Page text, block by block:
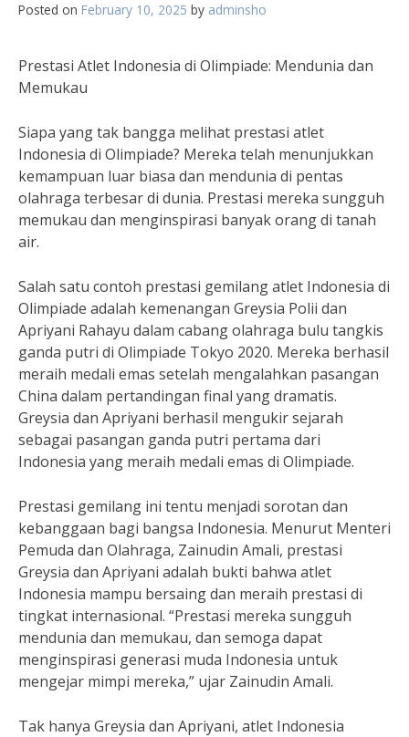
Posted on February 10, 2025 by adminsho
Prestasi Atlet Indonesia di Olimpiade: Mendunia dan
Memukau
Siapa yang tak bangga melihat prestasi atlet
Indonesia di Olimpiade? Mereka telah menunjukkan
kemampuan luar biasa dan mendunia di pentas
olahraga terbesar di dunia. Prestasi mereka sungguh
memukau dan menginspirasi banyak orang di tanah
air.
Salah satu contoh prestasi gemilang atlet Indonesia di
Olimpiade adalah kemenangan Greysia Polii dan
Apriyani Rahayu dalam cabang olahraga bulu tangkis
ganda putri di Olimpiade Tokyo 2020. Mereka berhasil
meraih medali emas setelah mengalahkan pasangan
China dalam pertandingan final yang dramatis.
Greysia dan Apriyani berhasil mengukir sejarah
sebagai pasangan ganda putri pertama dari
Indonesia yang meraih medali emas di Olimpiade.
Prestasi gemilang ini tentu menjadi sorotan dan
kebanggaan bagi bangsa Indonesia. Menurut Menteri
Pemuda dan Olahraga, Zainudin Amali, prestasi
Greysia dan Apriyani adalah bukti bahwa atlet
Indonesia mampu bersaing dan meraih prestasi di
tingkat internasional. “Prestasi mereka sungguh
mendunia dan memukau, dan semoga dapat
menginspirasi generasi muda Indonesia untuk
mengejar mimpi mereka,” ujar Zainudin Amali.
Tak hanya Greysia dan Apriyani, atlet Indonesia